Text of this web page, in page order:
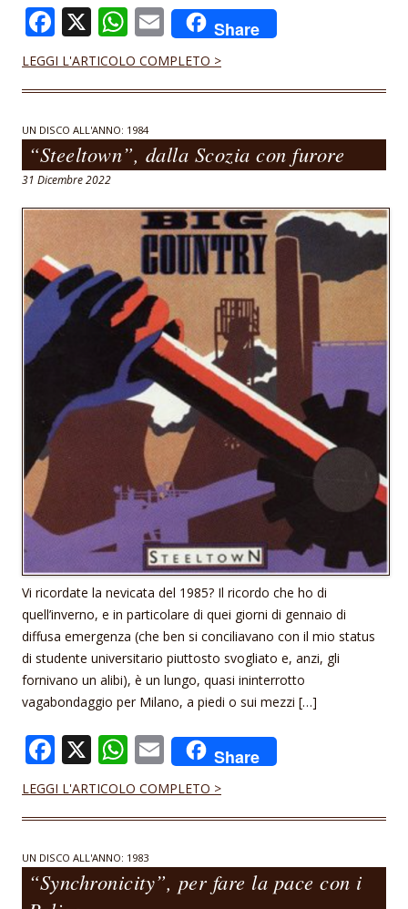
F
ac
e
o
o
k
X W
h
at
A
p
E
m
ai
Share
LEGGI L'ARTICOLO COMPLETO >
UN DISCO ALL'ANNO: 1984
“Steeltown”, dalla Scozia con furore
31 Dicembre 2022
Vi ricordate la nevicata del 1985? Il ricordo che ho di
quell’inverno, e in particolare di quei giorni di gennaio di
diffusa emergenza (che ben si conciliavano con il mio status
di studente universitario piuttosto svogliato e, anzi, gli
fornivano un alibi), è un lungo, quasi ininterrotto
vagabondaggio per Milano, a piedi o sui mezzi […]
F
ac
e
o
o
X W
h
at
A
p
E
m
ai
Share
LEGGI L'ARTICOLO COMPLETO >
UN DISCO ALL'ANNO: 1983
“Synchronicity”, per fare la pace con i